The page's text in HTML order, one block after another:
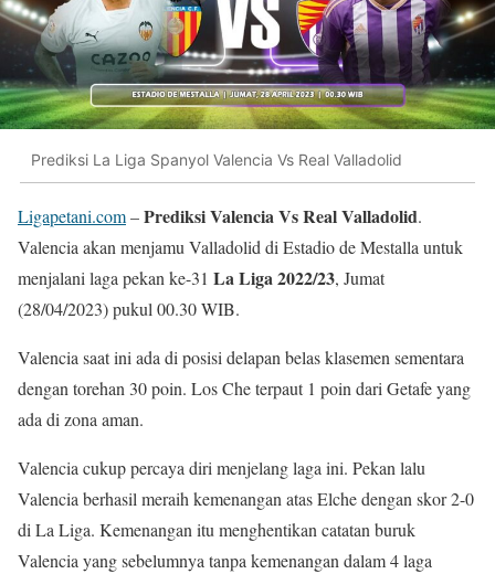
Prediksi La Liga Spanyol Valencia Vs Real Valladolid
Ligapetani.com–Prediksi Valencia Vs Real Valladolid.
Valencia akan menjamu Valladolid di Estadio de Mestalla untuk
menjalani laga pekan ke-31 La Liga 2022/23, Jumat
(28/04/2023) pukul 00.30 WIB.
Valencia saat ini ada di posisi delapan belas klasemen sementara
dengan torehan 30 poin. Los Che terpaut 1 poin dari Getafe yang
ada di zona aman.
Valencia cukup percaya diri menjelang laga ini. Pekan lalu
Valencia berhasil meraih kemenangan atas Elche dengan skor 2-0
di La Liga. Kemenangan itu menghentikan catatan buruk
Valencia yang sebelumnya tanpa kemenangan dalam 4 laga